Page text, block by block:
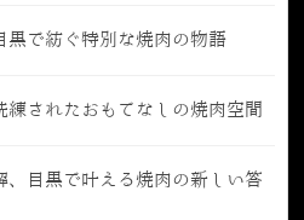
黒で紡ぐ特別な焼肉の物語
されたおもてなしの焼肉空間
、目黒で叶える焼肉の新しい答